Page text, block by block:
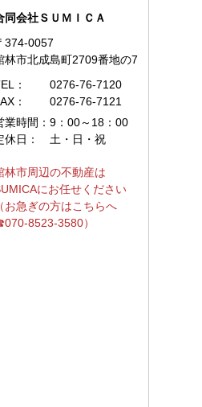
同会社ＳＵＭＩＣＡ
374-0057
林市北成島町2709番地の7
：
0276-76-7120
：
0276-76-7121
業時間： 9：00～18：00
休日：
土・日・祝
林市周辺の不動産は
にお任せください
（お急ぎの方はこちらへ
8523-3580）